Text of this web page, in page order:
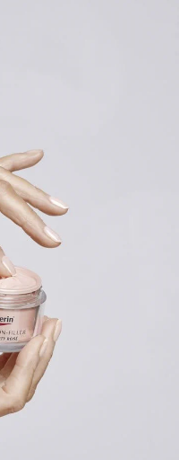
komplexet som är en
ochKreatin
och ökar hudens
Thiamidol
och ett UVA-filter
åldrande av huden